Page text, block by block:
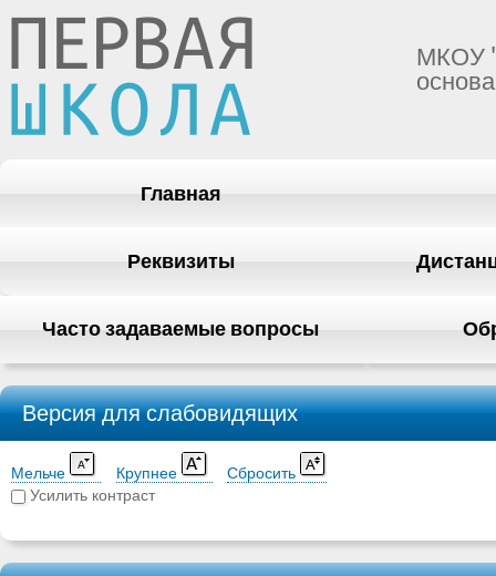
МКОУ
Главная
Реквизиты
Часто задаваемые вопросы
Версия для слабовидящих
Мельче Крупнее
Сбросить
Усилить контраст